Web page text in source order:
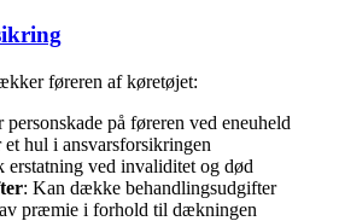
føreren af køretøjet:
på føreren ved eneuheld
hul i ansvarsforsikringen
erstatning ved invaliditet og død
: Kan dække behandlingsudgifter
præmie i forhold til dækningen